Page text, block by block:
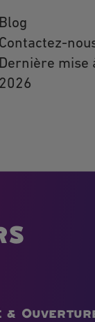
Blog
Contactez-
Dernière mise
2026
&